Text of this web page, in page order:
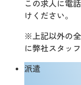
この求人に電
けください。
※上記以外の
に弊社スタッ
派遣